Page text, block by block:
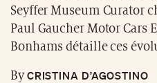
Seyffer Museum Curator
Paul Gaucher Motor Cars
Bonhams détaille ces
ByCRISTINA D’AGOSTINO